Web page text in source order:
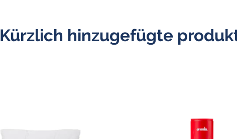
Kürzlich hinzugefügte